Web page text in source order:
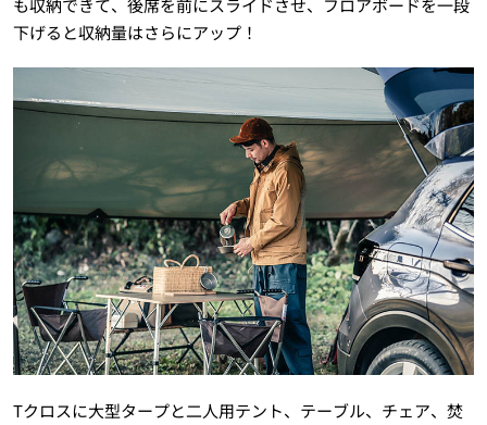
も収納できて、後席を前にスライドさせ、フロアボードを一段
下げると収納量はさらにアップ！
Tクロスに大型タープと二人用テント、テーブル、チェア、焚